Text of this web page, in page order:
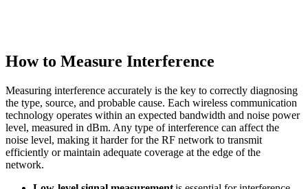
How to Measure Interference
Measuring interference accurately is the key to correctly diagnosing
the type, source, and probable cause. Each wireless communication
technology operates within an expected bandwidth and noise power
level, measured in dBm. Any type of interference can affect the
noise level, making it harder for the RF network to transmit
efficiently or maintain adequate coverage at the edge of the
network.